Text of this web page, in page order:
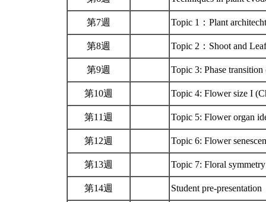
第7週 Topic 1：Plant
第8週 Topic 2：Shoot and
第9週 Topic 3: Phase
第10週 Topic 4: Flower size I
第11週 Topic 5: Flower organ
第12週 Topic 6: Flower
第13週 Topic 7: Floral
第14週 Student pre-presentation